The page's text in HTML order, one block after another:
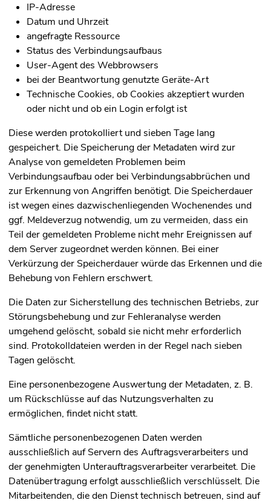
IP-Adresse
Datum und Uhrzeit
angefragte Ressource
Status des Verbindungsaufbaus
User-Agent des Webbrowsers
bei der Beantwortung genutzte Geräte-Art
Technische Cookies, ob Cookies akzeptiert wurden
oder nicht und ob ein Login erfolgt ist
Diese werden protokolliert und sieben Tage lang
gespeichert. Die Speicherung der Metadaten wird zur
Analyse von gemeldeten Problemen beim
Verbindungsaufbau oder bei Verbindungsabbrüchen und
zur Erkennung von Angriffen benötigt. Die Speicherdauer
ist wegen eines dazwischenliegenden Wochenendes und
ggf. Meldeverzug notwendig, um zu vermeiden, dass ein
Teil der gemeldeten Probleme nicht mehr Ereignissen auf
dem Server zugeordnet werden können. Bei einer
Verkürzung der Speicherdauer würde das Erkennen und die
Behebung von Fehlern erschwert.
Die Daten zur Sicherstellung des technischen Betriebs, zur
Störungsbehebung und zur Fehleranalyse werden
umgehend gelöscht, sobald sie nicht mehr erforderlich
sind. Protokolldateien werden in der Regel nach sieben
Tagen gelöscht.
Eine personenbezogene Auswertung der Metadaten, z. B.
um Rückschlüsse auf das Nutzungsverhalten zu
ermöglichen, findet nicht statt.
Sämtliche personenbezogenen Daten werden
ausschließlich auf Servern des Auftragsverarbeiters und
der genehmigten Unterauftragsverarbeiter verarbeitet. Die
Datenübertragung erfolgt ausschließlich verschlüsselt. Die
Mitarbeitenden, die den Dienst technisch betreuen, sind auf